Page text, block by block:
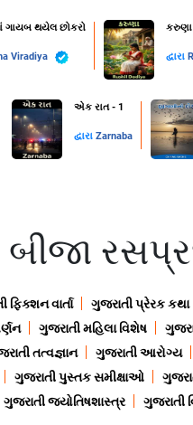
ગાયબ થયેલ છોકરો
Viradiya
કરુણા
દ્વારા
એક રાત - 1
દ્વારા Zarnaba
બીજા
ફિક્શન વાર્તા ગુજરાતી પ્રેરક કથા
ગુજરાતી મહિલા વિશેષ
તત્વજ્ઞાન ગુજરાતી આરોગ્ય
ગુજરાતી પુસ્તક સમીક્ષાઓ
ગુજરાતી જ્યોતિષશાસ્ત્ર ગુજરાતી